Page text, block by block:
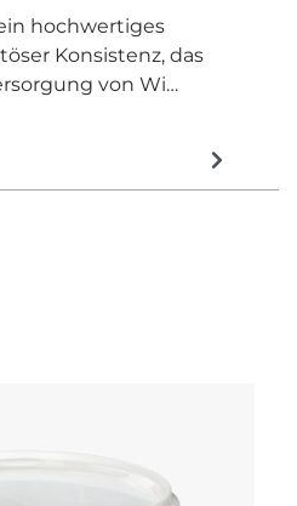
hochwertiges
Konsistenz, das
von Wi…